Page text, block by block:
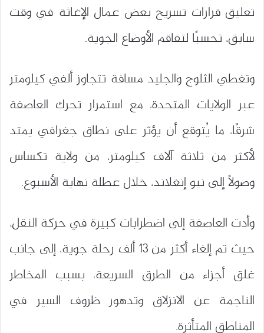
تعليق قرارات تسريح بعض عمال الإغاثة في وقت
سابق، تحسبًا لتفاقم الأوضاع الجوية.
وتغطي الثلوج والجليد مسافة تتجاوز ألفي كيلومتر
عبر الولايات المتحدة، مع استمرار تحرك العاصفة
شرقًا، ما يُتوقع أن يؤثر على نطاق جغرافي يمتد
لأكثر من ثلاثة آلاف كيلومتر، من ولاية تكساس
وصولًا إلى نيو إنغلاند، خلال عطلة نهاية الأسبوع.
وأدت العاصفة إلى اضطرابات كبيرة في حركة النقل،
حيث تم إلغاء أكثر من 13 ألف رحلة جوية، إلى جانب
غلق أجزاء من الطرق السريعة، بسبب المخاطر
الناجمة عن الانزلاق وتدهور ظروف السير في
المناطق المتأثرة.